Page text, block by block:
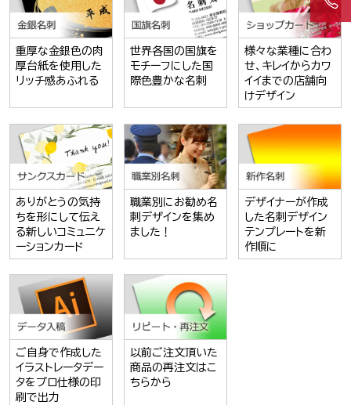
重厚な金銀色の肉
厚台紙を使用した
リッチ感あふれる
世界各国の国旗を
モチーフにした国
際色豊かな名刺
様々な業種に合わ
せ、キレイからカワ
イイまでの店舗向
けデザイン
ありがとうの気持
ちを形にして伝え
る新しいコミュニケ
ーションカード
職業別にお勧め名
刺デザインを集め
ました！
デザイナーが作成
した名刺デザイン
テンプレートを新
作順に
ご自身で作成した
イラストレータデー
タをプロ仕様の印
刷で出力
以前ご注文頂いた
商品の再注文はこ
ちらから